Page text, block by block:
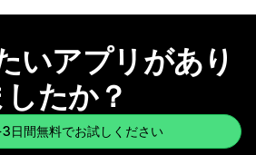
いアプリがあり
したか？
日間無料でお試しください